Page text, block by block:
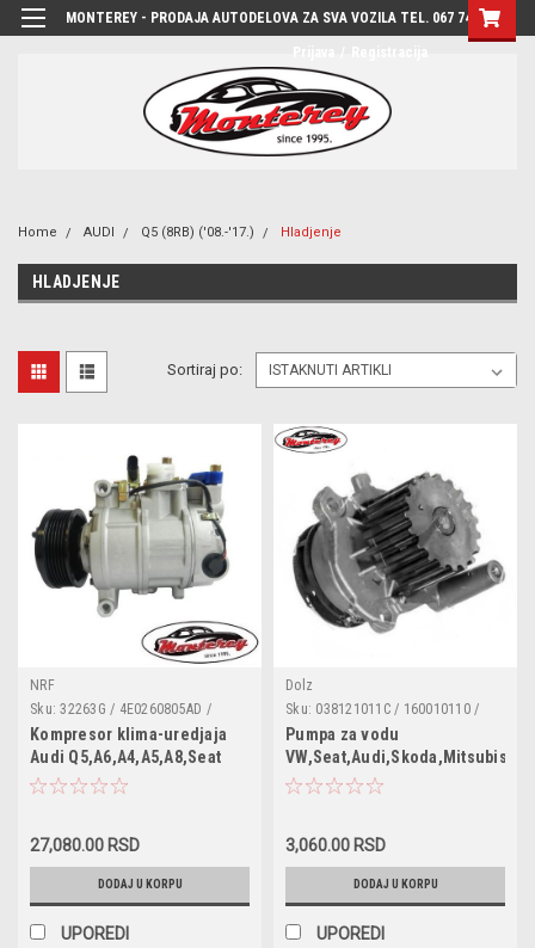
MONTEREY - PRODAJA AUTODELOVA ZA SVA VOZILA TEL. 067 7444-780
Home AUDI Q5 (8RB) ('08.-'17.) Hladjenje
HLADJENJE
Sortiraj po:
NRF
Sku: 32263G / 4E0260805AD /
4E0260805AJ / 4E0260805AP /
4E0260805BA / 4E0260805J /
4F0260805AA / 4F0260805AC /
4F0260805AE / 4F0260805AG /
4F0260805J / 4F0260805M /
Kompresor klima-uredjaja
Audi Q5,A6,A4,A5,A8,Seat
Exeo
27,080.00 RSD
DODAJ U KORPU
UPOREDI
Dolz
Sku: 038121011C / 160010110 /
A251 / 1100635 / 1457395 /
1673518 / 038121011G /
038121011H / 038121011J /
03G121011 / 03L121011B /
Pumpa za vodu
1.9TDI
3,060.00 RSD
DODAJ U KORPU
UPOREDI